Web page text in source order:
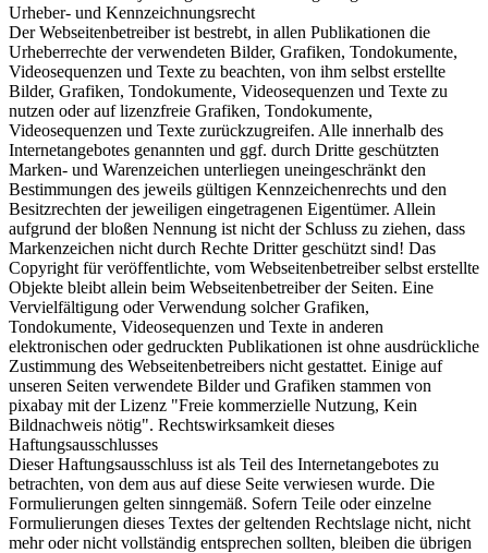
Urheber- und Kennzeichnungsrecht
Der Webseitenbetreiber ist bestrebt, in allen Publikationen die
Urheberrechte der verwendeten Bilder, Grafiken, Tondokumente,
Videosequenzen und Texte zu beachten, von ihm selbst erstellte
Bilder, Grafiken, Tondokumente, Videosequenzen und Texte zu
nutzen oder auf lizenzfreie Grafiken, Tondokumente,
Videosequenzen und Texte zurückzugreifen. Alle innerhalb des
Internetangebotes genannten und ggf. durch Dritte geschützten
Marken- und Warenzeichen unterliegen uneingeschränkt den
Bestimmungen des jeweils gültigen Kennzeichenrechts und den
Besitzrechten der jeweiligen eingetragenen Eigentümer. Allein
aufgrund der bloßen Nennung ist nicht der Schluss zu ziehen, dass
Markenzeichen nicht durch Rechte Dritter geschützt sind! Das
Copyright für veröffentlichte, vom Webseitenbetreiber selbst erstellte
Objekte bleibt allein beim Webseitenbetreiber der Seiten. Eine
Vervielfältigung oder Verwendung solcher Grafiken,
Tondokumente, Videosequenzen und Texte in anderen
elektronischen oder gedruckten Publikationen ist ohne ausdrückliche
Zustimmung des Webseitenbetreibers nicht gestattet. Einige auf
unseren Seiten verwendete Bilder und Grafiken stammen von
pixabay mit der Lizenz "Freie kommerzielle Nutzung, Kein
Bildnachweis nötig". Rechtswirksamkeit dieses
Haftungsausschlusses
Dieser Haftungsausschluss ist als Teil des Internetangebotes zu
betrachten, von dem aus auf diese Seite verwiesen wurde. Die
Formulierungen gelten sinngemäß. Sofern Teile oder einzelne
Formulierungen dieses Textes der geltenden Rechtslage nicht, nicht
mehr oder nicht vollständig entsprechen sollten, bleiben die übrigen